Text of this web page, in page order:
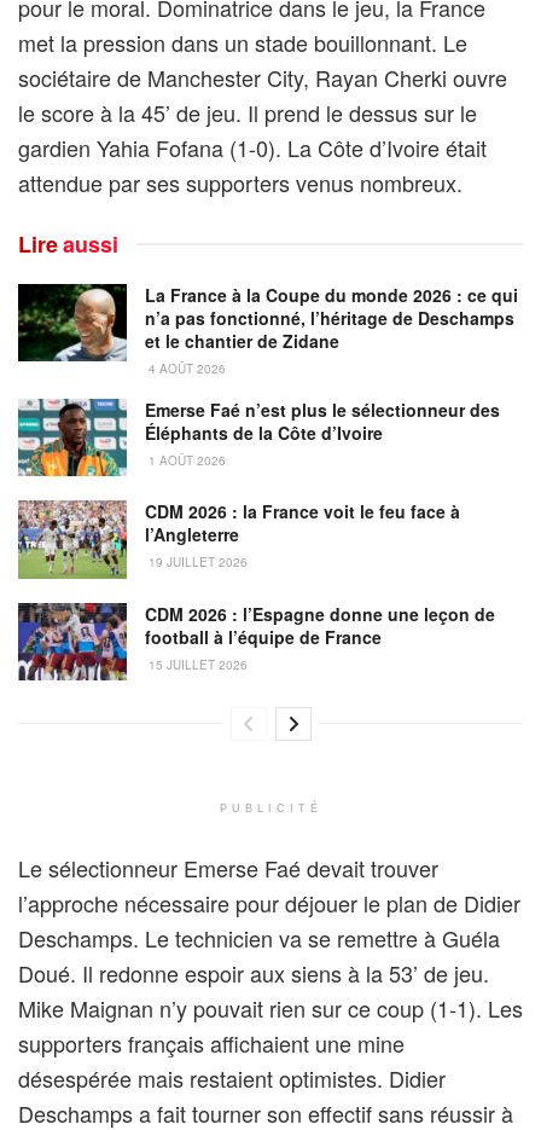
pour le moral. Dominatrice dans le jeu, la France
met la pression dans un stade bouillonnant. Le
sociétaire de Manchester City, Rayan Cherki ouvre
le score à la 45’ de jeu. Il prend le dessus sur le
gardien Yahia Fofana (1-0). La Côte d’Ivoire était
attendue par ses supporters venus nombreux.
Lireaussi
La France à la Coupe du monde 2026 : ce qui
n’a pas fonctionné, l’héritage de Deschamps
et le chantier de Zidane
4 AOÛT 2026
Emerse Faé n’est plus le sélectionneur des
Éléphants de la Côte d’Ivoire
1 AOÛT 2026
CDM 2026 : la France voit le feu face à
l’Angleterre
19 JUILLET 2026
CDM 2026 : l’Espagne donne une leçon de
football à l’équipe de France
15 JUILLET 2026
PUBLICITÉ
Le sélectionneur Emerse Faé devait trouver
l’approche nécessaire pour déjouer le plan de Didier
Deschamps. Le technicien va se remettre à Guéla
Doué. Il redonne espoir aux siens à la 53’ de jeu.
Mike Maignan n’y pouvait rien sur ce coup (1-1). Les
supporters français affichaient une mine
désespérée mais restaient optimistes. Didier
Deschamps a fait tourner son effectif sans réussir à